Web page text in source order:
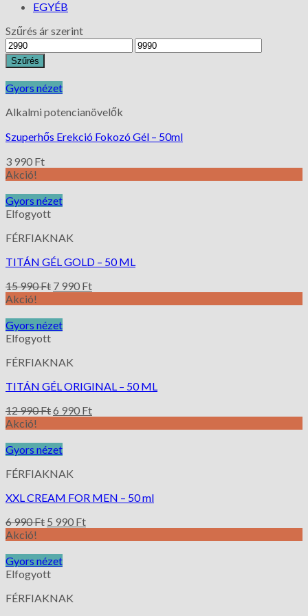
EGYÉB
Szűrés ár szerint
Szűrés
Gyors nézet
Alkalmi potencianövelők
Szuperhős Erekció Fokozó Gél – 50ml
3 990 Ft
Akció!
Gyors nézet
Elfogyott
FÉRFIAKNAK
TITÁN GÉL GOLD – 50 ML
15 990Ft 7 990 Ft
Akció!
Gyors nézet
Elfogyott
FÉRFIAKNAK
TITÁN GÉL ORIGINAL – 50 ML
12 990Ft6 990 Ft
Akció!
Gyors nézet
FÉRFIAKNAK
XXL CREAM FOR MEN – 50 ml
6 990Ft 5 990 Ft
Akció!
Gyors nézet
Elfogyott
FÉRFIAKNAK